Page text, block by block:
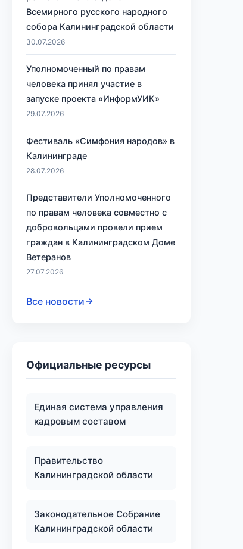
Всемирного русского народного
собора Калининградской области
30.07.2026
Уполномоченный по правам
человека принял участие в
запуске проекта «ИнформУИК»
29.07.2026
Фестиваль «Симфония народов» в
Калининграде
28.07.2026
Представители Уполномоченного
по правам человека совместно с
добровольцами провели прием
граждан в Калининградском Доме
Ветеранов
27.07.2026
Все новости
Официальные ресурсы
Единая система управления
кадровым составом
Правительство
Калининградской области
Законодательное Собрание
Калининградской области